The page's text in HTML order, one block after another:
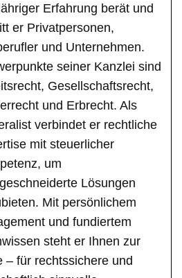
Erfahrung berät und
er Privatpersonen,
und Unternehmen.
seiner Kanzlei sind
Gesellschaftsrecht,
und Erbrecht. Als
verbindet er rechtliche
mit steuerlicher
um
Lösungen
Mit persönlichem
und fundiertem
steht er Ihnen zur
– für rechtssichere und